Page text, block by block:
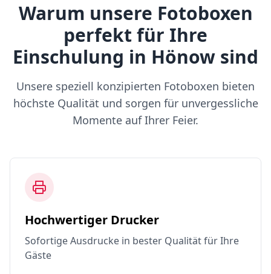
Warum unsere Fotoboxen
perfekt für Ihre
Einschulung in Hönow sind
Unsere speziell konzipierten Fotoboxen bieten
höchste Qualität und sorgen für unvergessliche
Momente auf Ihrer Feier.
Hochwertiger Drucker
Sofortige Ausdrucke in bester Qualität für Ihre
Gäste